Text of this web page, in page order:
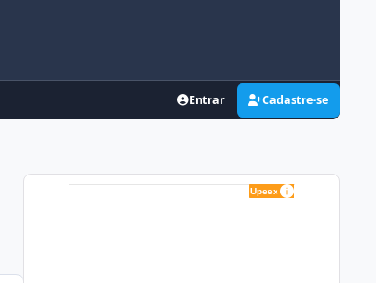
Entrar Cadastre-se